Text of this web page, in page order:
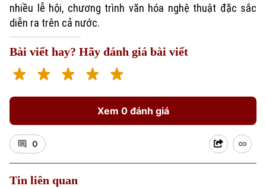
nhiều lễ hội, chương trình văn hóa nghệ thuật đặc sắc
diễn ra trên cả nước.
Bài viết hay? Hãy đánh giá bài viết
Xem 0 đánh giá
0
Tin liên quan